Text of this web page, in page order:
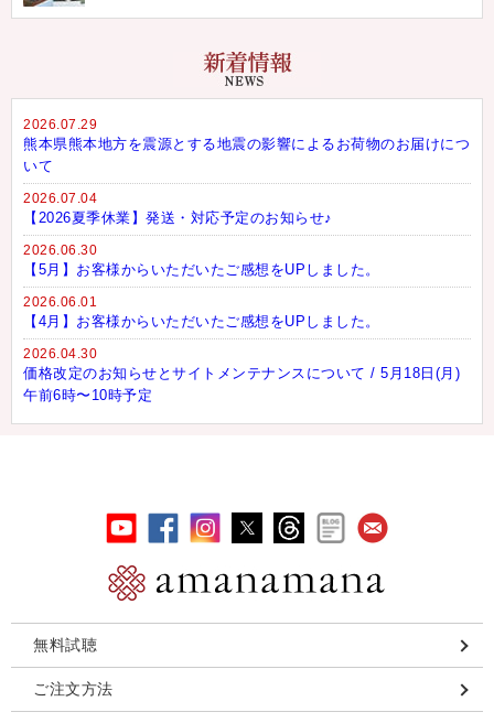
2026.07.29
熊本県熊本地方を震源とする地震の影響によるお荷物のお届けにつ
いて
2026.07.04
【2026夏季休業】発送・対応予定のお知らせ♪
2026.06.30
【5月】お客様からいただいたご感想をUPしました。
2026.06.01
【4月】お客様からいただいたご感想をUPしました。
2026.04.30
価格改定のお知らせとサイトメンテナンスについて / 5月18日(月)
午前6時〜10時予定
無料試聴
ご注文方法